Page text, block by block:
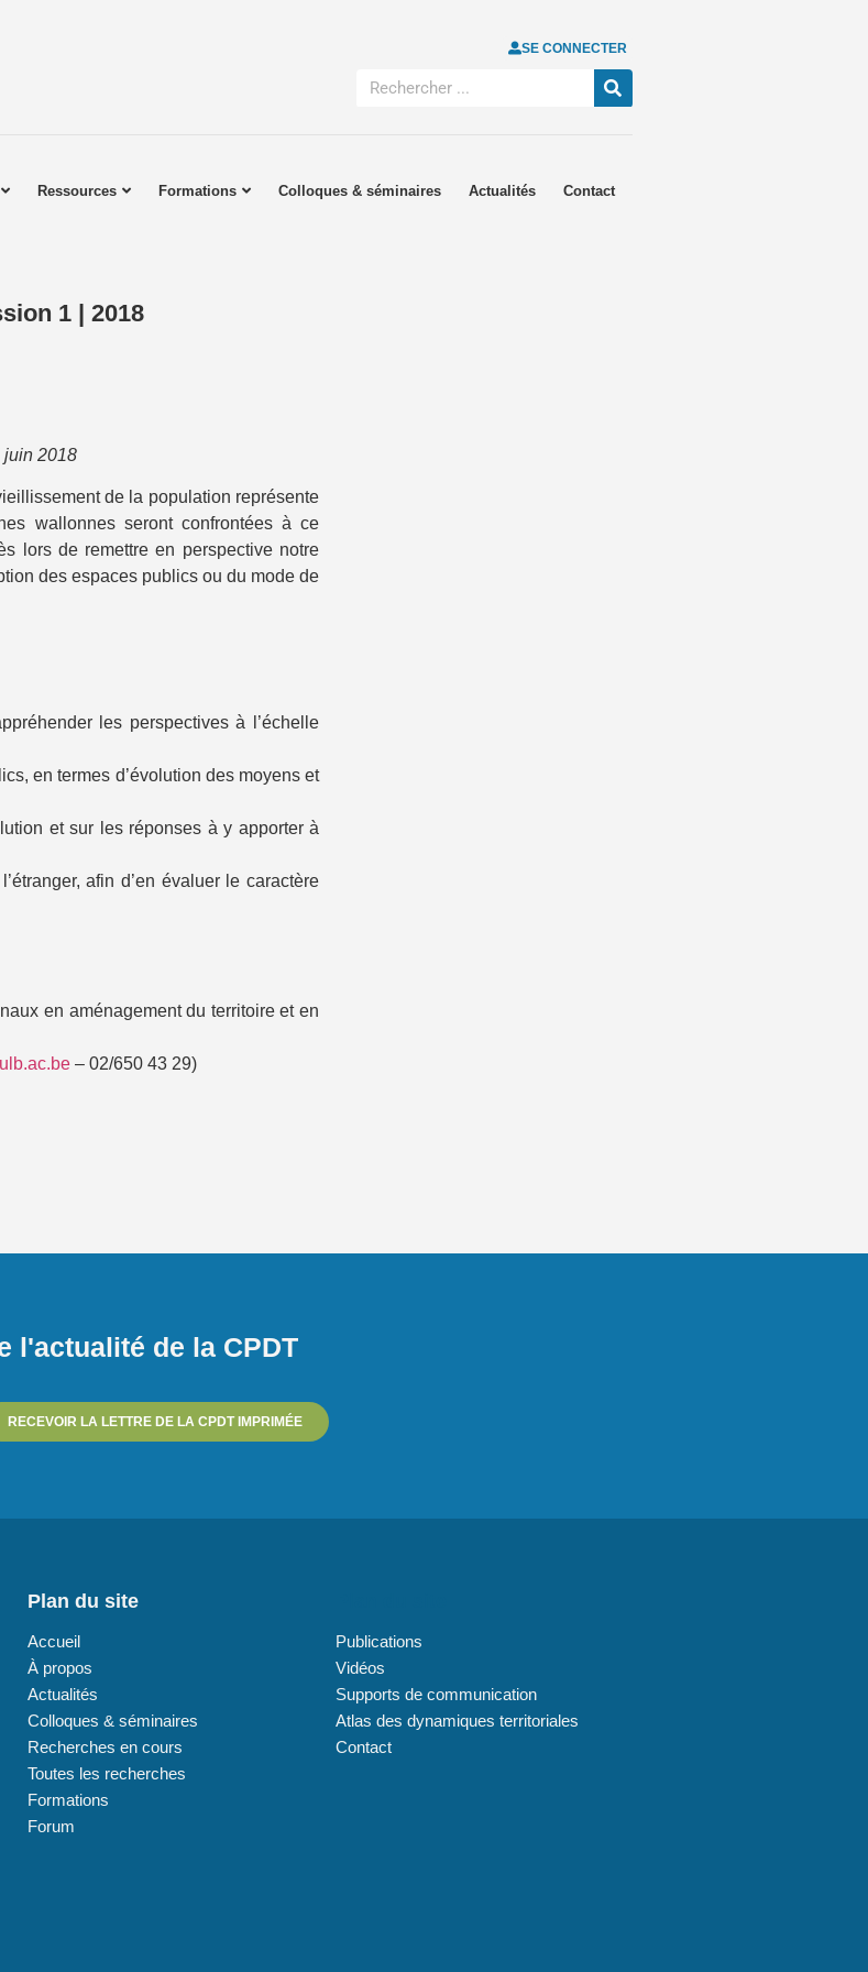
SE CONNECTER
Ressources Formations Colloques & séminaires Actualités Contact
1 | 2018
juin 2018
de la population représente
wallonnes seront confrontées à ce
lors de remettre en perspective notre
des espaces publics ou du mode de
les perspectives à l’échelle
en termes d’évolution des moyens et
et sur les réponses à y apporter à
afin d’en évaluer le caractère
en aménagement du territoire et en
– 02/650 43 29)
l'actualité de la CPDT
RECEVOIR LA LETTRE DE LA CPDT IMPRIMÉE
Plan du site
Accueil
À propos
Actualités
Colloques & séminaires
Recherches en cours
Toutes les recherches
Formations
Forum
Publications
Vidéos
Supports de communication
Atlas des dynamiques territoriales
Contact